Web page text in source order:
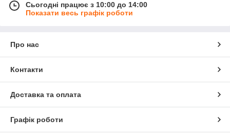
Сьогодні працює з 10:00 до 14:00
Показати весь графік роботи
Про нас
Контакти
Доставка та оплата
Графік роботи